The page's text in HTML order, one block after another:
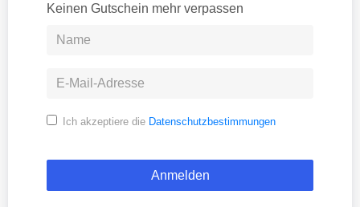
Keinen Gutschein mehr verpassen
Ich akzeptiere die Datenschutzbestimmungen